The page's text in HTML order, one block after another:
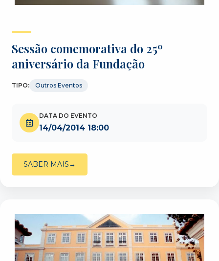
Sessão comemorativa do 25º
aniversário da Fundação
TIPO: Outros Eventos
DATA DO EVENTO
14/04/2014 18:00
SABER MAIS